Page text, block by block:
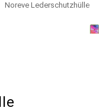
Noreve Lederschutzhülle